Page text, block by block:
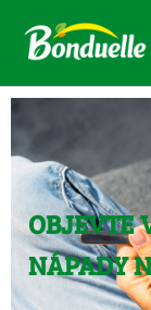
OBJEVTE
NÁPADY